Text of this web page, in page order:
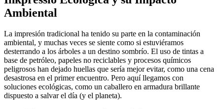
Ambiental
La impresión tradicional ha tenido su parte en la contaminación
ambiental, y muchas veces se siente como si estuviéramos
desterrando a los árboles a un destino sombrío. El uso de tintas a
base de petróleo, papeles no reciclables y procesos químicos
peligrosos han dejado huellas que sería mejor evitar, como una cena
desastrosa en el primer encuentro. Pero aquí llegamos con
soluciones ecológicas, como un caballero en armadura brillante
dispuesto a salvar el día (y el planeta).